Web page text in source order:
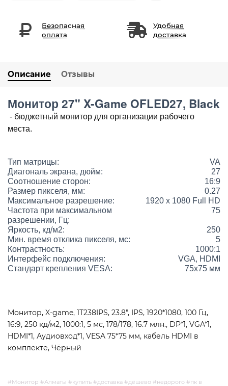
Безопасная
оплата
Удобная
доставка
Описание Отзывы
Монитор 27" X-Game OFLED27, Black
- бюджетный монитор для организации рабочего
места.
Тип матрицы:
VA
Диагональ экрана, дюйм:
27
Соотношение сторон:
16:9
Размер пикселя, мм:
0.27
Максимальное разрешение:
1920 x 1080 Full HD
Частота при максимальном
разрешении, Гц:
75
Яркость, кд/м2:
250
Мин. время отклика пикселя, мс:
5
Контрастность:
1000:1
Интерфейс подключения:
VGA, HDMI
Стандарт крепления VESA:
75x75 мм
Монитор, X-game, 1T238IPS, 23.8", IPS, 1920*1080, 100 Гц,
16:9, 250 кд/м2, 1000:1, 5 мс, 178/178, 16.7 млн., DP*1, VGA*1,
HDMI*1, Аудиовход*1, VESA 75*75 мм, кабель HDMI в
комплекте, Чёрный
#Монитор #Алматы #купить #доставка #дёшево #недорого #пк в